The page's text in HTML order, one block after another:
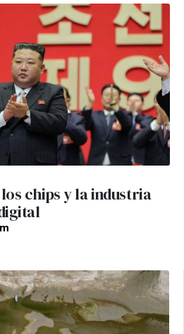
chips y la industria